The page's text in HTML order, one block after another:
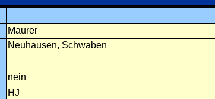
Maurer
Neuhausen, Schwaben
nein
HJ